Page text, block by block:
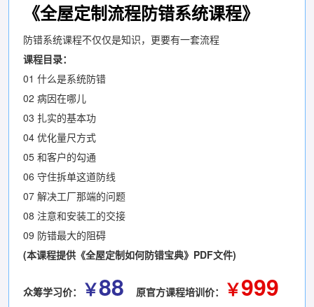
《全屋定制流程防错系统课程》
防错系统课程不仅仅是知识，更要有一套流程
课程目录：
01 什么是系统防错
02 病因在哪儿
03 扎实的基本功
04 优化量尺方式
05 和客户的勾通
06 守住拆单这道防线
07 解决工厂那端的问题
08 注意和安装工的交接
09 防错最大的阻碍
(本课程提供《全屋定制如何防错宝典》PDF文件)
众筹学习价： ￥88 原官方课程培训价： ￥999